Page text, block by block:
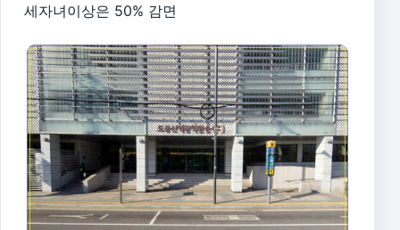
세자녀이상은 50% 감면